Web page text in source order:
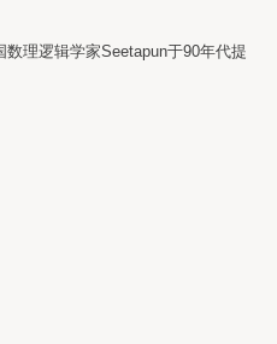
理逻辑学家Seetapun于90年代提